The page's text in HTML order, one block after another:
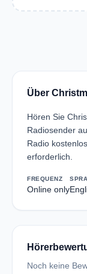
Über
Hören Sie
Radiosender
Radio
erforderlich.
FREQUENZ
Online only
Noch keine